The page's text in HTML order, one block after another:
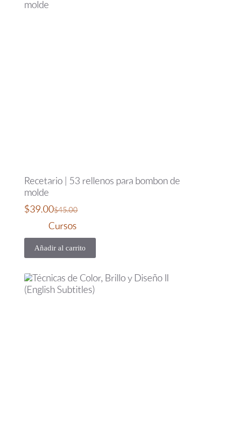
Recetario | 53 rellenos para bombon de
molde
$45.00
$39.00
Cursos
Añadir al carrito